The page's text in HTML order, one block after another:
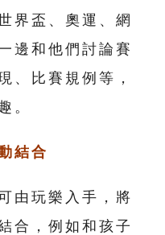
界盃、奧運、網
邊和他們討論賽
、比賽規例等，
。
結合
由玩樂入手，將
合，例如和孩子